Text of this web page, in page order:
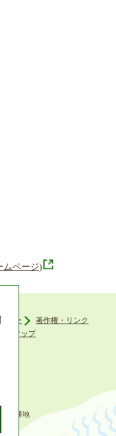
ムページ)
シー
著作権・リンク
トマップ
338番地